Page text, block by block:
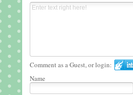
Comment as a Guest, or login:
Name